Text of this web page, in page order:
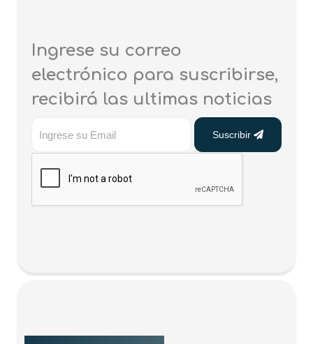
Ingrese su correo
electrónico para suscribirse,
recibirá las ultimas noticias
Suscribir